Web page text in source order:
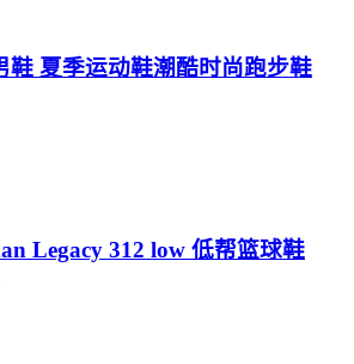
鞋 夏季运动鞋潮酷时尚跑步鞋
Legacy 312 low 低帮篮球鞋